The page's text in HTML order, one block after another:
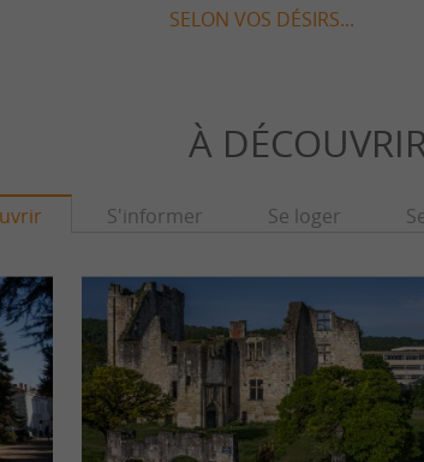
SELON VOS DÉSIRS...
À
S'informer Se loger